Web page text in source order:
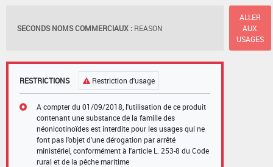
SECONDS NOMS COMMERCIAUX : REASON
ALLER
AUX
USAGES
RESTRICTIONS Restriction d'usage
A compter du 01/09/2018, l'utilisation de ce produit
contenant une substance de la famille des
néonicotinoïdes est interdite pour les usages qui ne
font pas l'objet d'une dérogation par arrêté
ministériel, conformément à l'article L. 253-8 du Code
rural et de la pêche maritime